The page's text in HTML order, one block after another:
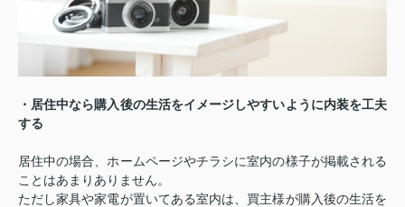
・居住中なら購入後の生活をイメージしやすいように内装を工夫
する
居住中の場合、ホームページやチラシに室内の様子が掲載される
ことはあまりありません。
ただし家具や家電が置いてある室内は、買主様が購入後の生活を